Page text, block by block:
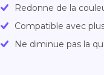
Redonne de la
Compatible avec
Ne diminue pas la